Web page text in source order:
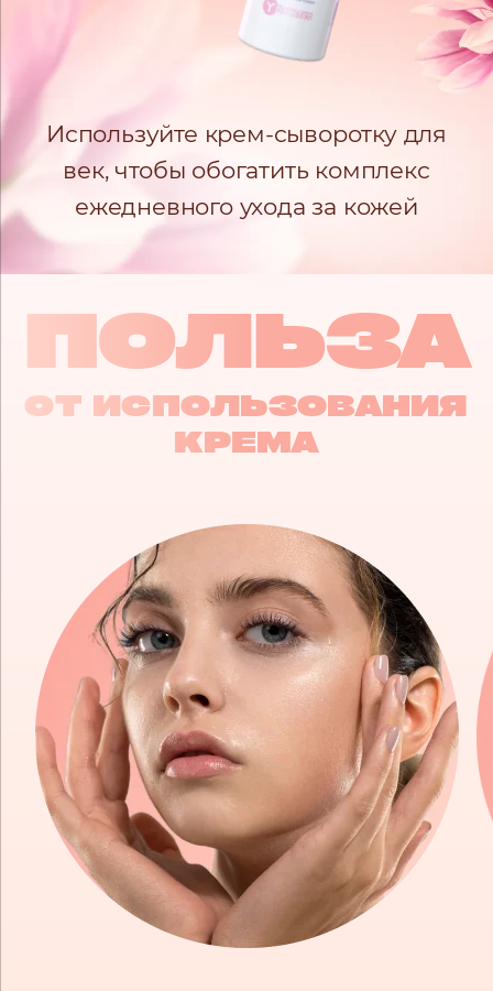
Используйте крем-сыворотку для
век, чтобы обогатить комплекс
ежедневного ухода за кожей
ПОЛЬЗА
ОТ ИСПОЛЬЗОВАНИЯ
КРЕМА